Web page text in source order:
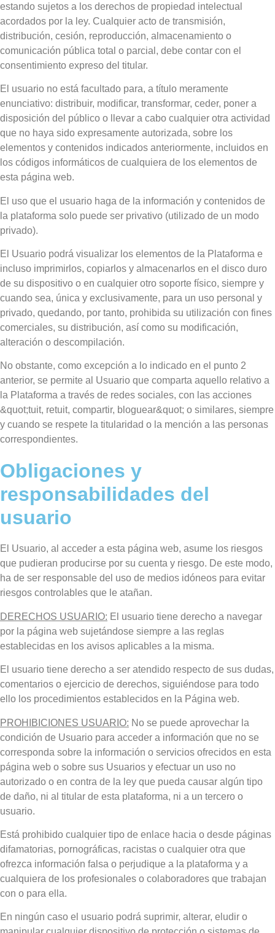
estando sujetos a los derechos de propiedad intelectual
acordados por la ley. Cualquier acto de transmisión,
distribución, cesión, reproducción, almacenamiento o
comunicación pública total o parcial, debe contar con el
consentimiento expreso del titular.
El usuario no está facultado para, a título meramente
enunciativo: distribuir, modificar, transformar, ceder, poner a
disposición del público o llevar a cabo cualquier otra actividad
que no haya sido expresamente autorizada, sobre los
elementos y contenidos indicados anteriormente, incluidos en
los códigos informáticos de cualquiera de los elementos de
esta página web.
El uso que el usuario haga de la información y contenidos de
la plataforma solo puede ser privativo (utilizado de un modo
privado).
El Usuario podrá visualizar los elementos de la Plataforma e
incluso imprimirlos, copiarlos y almacenarlos en el disco duro
de su dispositivo o en cualquier otro soporte físico, siempre y
cuando sea, única y exclusivamente, para un uso personal y
privado, quedando, por tanto, prohibida su utilización con fines
comerciales, su distribución, así como su modificación,
alteración o descompilación.
No obstante, como excepción a lo indicado en el punto 2
anterior, se permite al Usuario que comparta aquello relativo a
la Plataforma a través de redes sociales, con las acciones
&quot;tuit, retuit, compartir, bloguear&quot; o similares, siempre
y cuando se respete la titularidad o la mención a las personas
correspondientes.
Obligaciones y
responsabilidades del
usuario
El Usuario, al acceder a esta página web, asume los riesgos
que pudieran producirse por su cuenta y riesgo. De este modo,
ha de ser responsable del uso de medios idóneos para evitar
riesgos controlables que le atañan.
DERECHOS USUARIO: El usuario tiene derecho a navegar
por la página web sujetándose siempre a las reglas
establecidas en los avisos aplicables a la misma.
El usuario tiene derecho a ser atendido respecto de sus dudas,
comentarios o ejercicio de derechos, siguiéndose para todo
ello los procedimientos establecidos en la Página web.
PROHIBICIONES USUARIO: No se puede aprovechar la
condición de Usuario para acceder a información que no se
corresponda sobre la información o servicios ofrecidos en esta
página web o sobre sus Usuarios y efectuar un uso no
autorizado o en contra de la ley que pueda causar algún tipo
de daño, ni al titular de esta plataforma, ni a un tercero o
usuario.
Está prohibido cualquier tipo de enlace hacia o desde páginas
difamatorias, pornográficas, racistas o cualquier otra que
ofrezca información falsa o perjudique a la plataforma y a
cualquiera de los profesionales o colaboradores que trabajan
con o para ella.
En ningún caso el usuario podrá suprimir, alterar, eludir o